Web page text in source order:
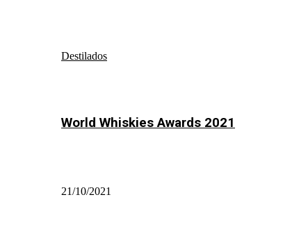
Destilados
World Whiskies Awards 2021
21/10/2021